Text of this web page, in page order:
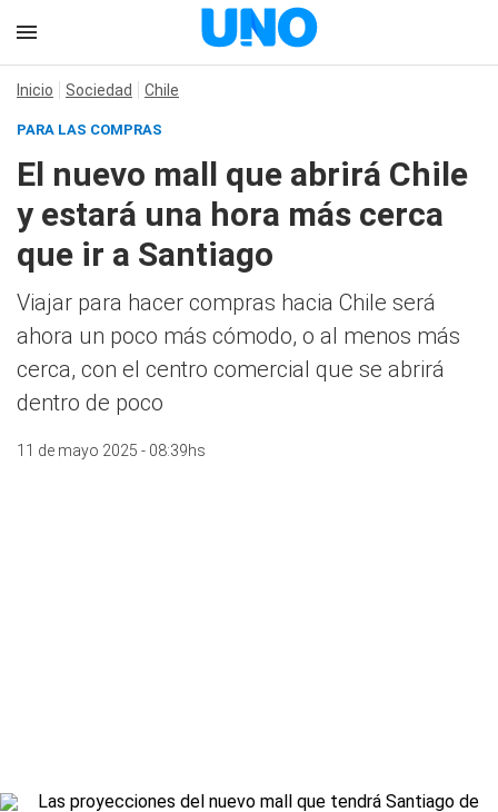
Inicio Sociedad Chile
PARA LAS COMPRAS
El nuevo mall que abrirá Chile
y estará una hora más cerca
que ir a Santiago
Viajar para hacer compras hacia Chile será
ahora un poco más cómodo, o al menos más
cerca, con el centro comercial que se abrirá
dentro de poco
11 de mayo 2025 - 08:39hs